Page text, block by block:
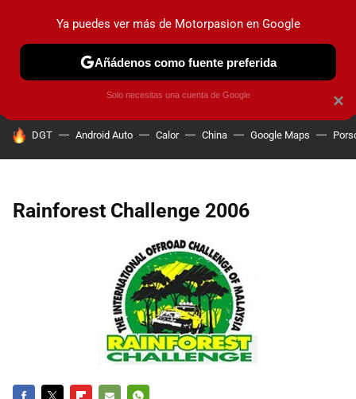
PRUEBAS COCHES ELÉCTRICOS OBSERVATORIO
HOY SE HABLA DE
DGT Android Auto Calor China Google Maps
Rainforest Challenge 2006
×
Ya puedes ver más de Motorpasion en Google
Añádenos como fuente preferida
Solo necesitas una cuenta de Google